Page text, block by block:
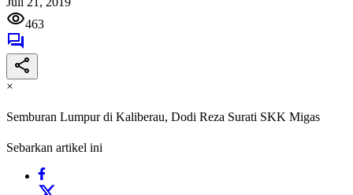
463
×
Semburan Lumpur di Kaliberau, Dodi Reza Surati SKK Migas
Sebarkan artikel ini